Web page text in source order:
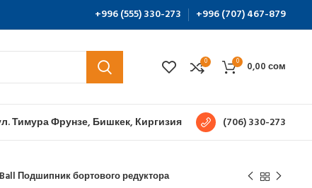
+996 (555) 330-273 +996 (707) 467-879
0 0 0,00сом
Тимура Фрунзе, Бишкек, Киргизия (706) 330-273
Подшипник бортового редуктора